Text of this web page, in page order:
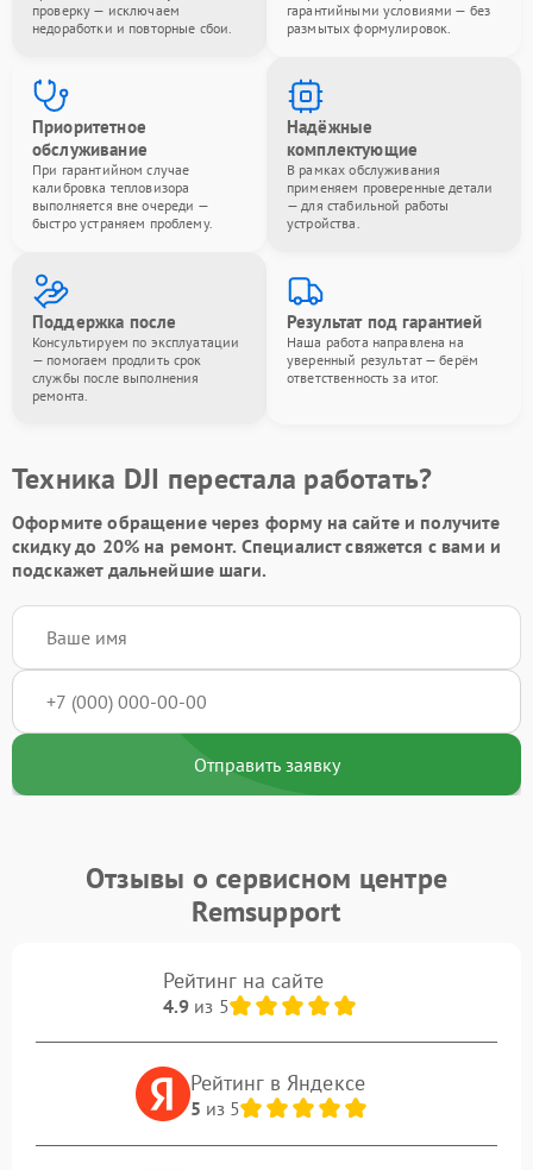
проверку — исключаем
недоработки и повторные сбои.
гарантийными условиями — без
размытых формулировок.
Приоритетное
обслуживание
При гарантийном случае
калибровка тепловизора
выполняется вне очереди —
быстро устраняем проблему.
Надёжные
комплектующие
В рамках обслуживания
применяем проверенные детали
— для стабильной работы
устройства.
Поддержка после
Консультируем по эксплуатации
— помогаем продлить срок
службы после выполнения
ремонта.
Результат под гарантией
Наша работа направлена на
уверенный результат — берём
ответственность за итог.
Техника DJI перестала работать?
Оформите обращение через форму на сайте и получите
скидку до 20%на ремонт. Специалист свяжется с вами и
подскажет дальнейшие шаги.
Отправить заявку
Отзывы о сервисном центре
Remsupport
Рейтинг на сайте
4.9из 5
Рейтинг в Яндексе
5 из 5